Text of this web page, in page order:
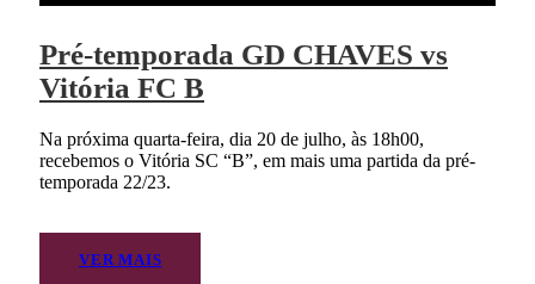
Pré-temporada GD CHAVES vs
Vitória FC B
Na próxima quarta-feira, dia 20 de julho, às 18h00,
recebemos o Vitória SC “B”, em mais uma partida da pré-
temporada 22/23.
VER MAIS